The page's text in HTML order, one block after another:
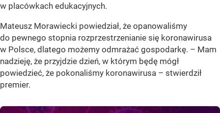
w placówkach edukacyjnych.
Mateusz Morawiecki powiedział, że opanowaliśmy
do pewnego stopnia rozprzestrzenianie się koronawirusa
w Polsce, dlatego możemy odmrażać gospodarkę. – Mam
nadzieję, że przyjdzie dzień, w którym będę mógł
powiedzieć, że pokonaliśmy koronawirusa – stwierdził
premier.